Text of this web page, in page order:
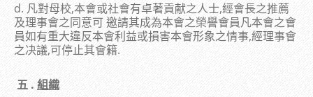
d. 凡對母校,本會或社會有卓著貢献之人士,經會長之推薦
及理事會之同意可 邀請其成為本會之榮譽會員凡本會之會
員如有重大違反本會利益或損害本會形象之情事,經理事會
之决議,可停止其會籍.
五 . 組織